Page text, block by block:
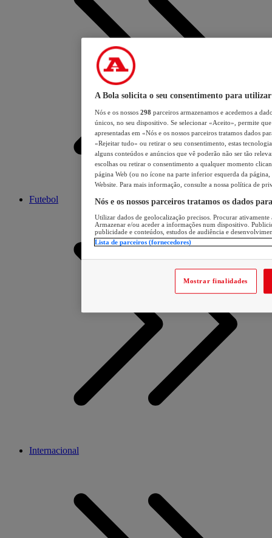
Futebol
Internacional
A Bola solicita o seu consentimento para utilizar
Nós e os nossos 298 parceiros armazenamos e acedemos a
únicos, no seu dispositivo. Se selecionar «Aceito», permite
apresentadas em «Nós e os nossos parceiros tratamos dados
«Rejeitar tudo» ou retirar o seu consentimento, estas
alguns conteúdos e anúncios que vê poderão não ser tão
escolhas ou retirar o consentimento a qualquer momento
página Web (ou no ícone na parte inferior esquerda da página,
Website. Para mais informação, consulte a nossa política de
Nós e os nossos parceiros tratamos os dados
Utilizar dados de geolocalização precisos. Procurar
Armazenar e/ou aceder a informações num dispositivo.
publicidade e conteúdos, estudos de audiência e
Lista de parceiros (fornecedores)
Mostrar finalidades